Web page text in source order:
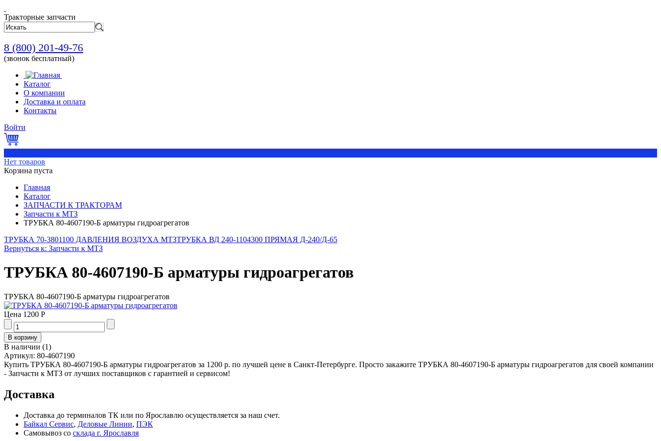
Тракторные запчасти
8 (800) 201-49-76
(звонок бесплатный)
Каталог
О компании
Доставка и оплата
Контакты
Войти
Нет товаров
Корзина пуста
Главная
Каталог
ЗАПЧАСТИ К ТРАКТОРАМ
Запчасти к МТЗ
ТРУБКА 80-4607190-Б арматуры гидроагрегатов
ТРУБКА 70-3801100 ДАВЛЕНИЯ ВОЗДУХА МТЗТРУБКА ВД 240-1104300 ПРЯМАЯ Д-240/Д-65
Вернуться к: Запчасти к МТЗ
ТРУБКА 80-4607190-Б арматуры гидроагрегатов
ТРУБКА 80-4607190-Б арматуры гидроагрегатов
Цена 1200 Р
В наличии (1)
Артикул: 80-4607190
Купить ТРУБКА 80-4607190-Б арматуры гидроагрегатов за 1200 р. по лучшей цене в Санкт-Петербурге. Просто закажите ТРУБКА 80-4607190-Б арматуры гидроагрегатов для своей компании
- Запчасти к МТЗ от лучших поставщиков с гарантией и сервисом!
Доставка
Доставка до терминалов ТК или по Ярославлю осуществляется за наш счет.
Байкал Сервис, Деловые Линии, ПЭК
Самовывоз со склада г. Ярославля